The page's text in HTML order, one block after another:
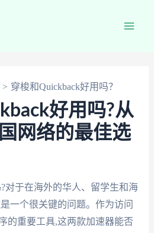
穿梭和Quickback好用吗？
好用吗?从
网络的最佳选
对于在海外的华人、留学生和海
一个很关键的问题。作为访问
的重要工具,这两款加速器能否